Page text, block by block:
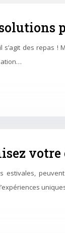
des repas
votre
estivales,